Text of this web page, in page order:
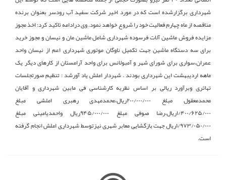
شهرداری برگزارشده است که در مورد اخیر شرکت سفید آب رودسر بعنوان برنده
مناقصه از ماه چهارم فعالیت خود را شروع خواهد نمود. وی درادامه تاکید کرد: اخذ مجوز
مزایده فروش ماشین آلات فرسوده شهرداری شامل ماشین مان و نیسان و مجوز خرید
برای سه دستگاه ماشین جهت تکمیل ناوگان موتوری شهرداری اعم از نیسان واحد
عمران،سواری برای شورای شهر و آمبولانس برای واحد آرامستان از کارهای دیگر یک
ماهه اردیبهشت این شهرداری بودند . شهردار املش یاد آورشد : تنظیم صورتجلسات
تهاتری وبرآورد ریالی بر اساس نظریه کارشناسی فی مابین شهرداری و آقایان
محمدمعقول مبلغ ۲۰۰/۰۰۰/۰۰۰ریال،محمدمهدی رهبری املشی مبلغ
۱/۴۰۰/۶۲۵/۰۰۰ریال،رضا صوفی مبلغ ۹۴۵/۰۰۰/۰۰۰ریال واحمدیامینی مبلغ
۱/۹۷۳/۰۵۰/۰۰۰ریال جهت بازگشایی معابر شهری نیزتوسط شهرداری املش انجام گرفته
است.